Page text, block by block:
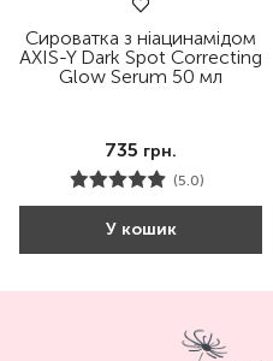
Сироватка з ніацинамідом
AXIS-Y Dark Spot Correcting
Glow Serum 50 мл
735 грн.
(5.0)
У кошик